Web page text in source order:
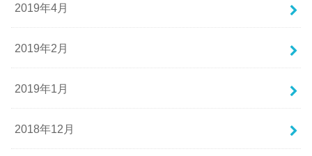
2019年4月
2019年2月
2019年1月
2018年12月